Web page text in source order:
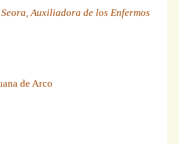
Auxiliadora de los Enfermos
de Arco